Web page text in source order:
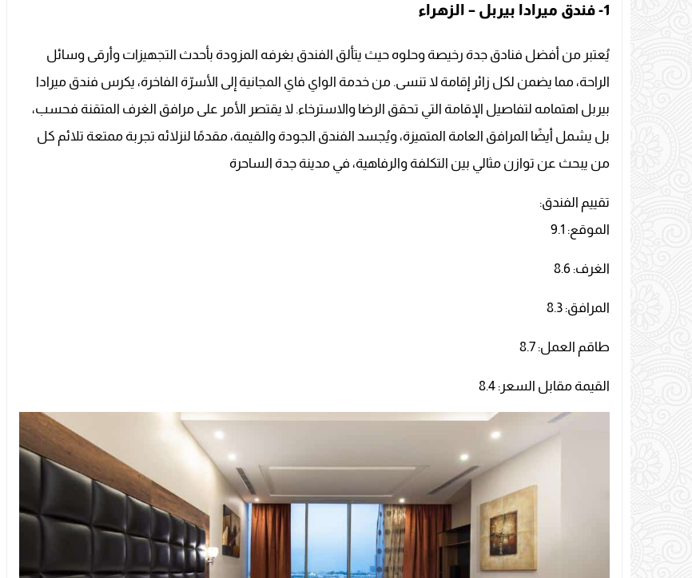
1- فندق ميرادا بيربل – الزهراء
يُعتبر من أفضل فنادق جدة رخيصة وحلوه حيث يتألق الفندق بغرفه المزودة بأحدث التجهيزات وأرقى وسائل
الراحة، مما يضمن لكل زائر إقامة لا تنسى. من خدمة الواي فاي المجانية إلى الأسرّة الفاخرة، يكرس فندق ميرادا
بيربل اهتمامه لتفاصيل الإقامة التي تحقق الرضا والاسترخاء. لا يقتصر الأمر على مرافق الغرف المتقنة فحسب،
بل يشمل أيضًا المرافق العامة المتميزة، ويُجسد الفندق الجودة والقيمة، مقدمًا لنزلائه تجربة ممتعة تلائم كل
من يبحث عن توازن مثالي بين التكلفة والرفاهية، في مدينة جدة الساحرة
تقييم الفندق:
الموقع: 9.1
الغرف: 8.6
المرافق: 8.3
طاقم العمل: 8.7
القيمة مقابل السعر: 8.4